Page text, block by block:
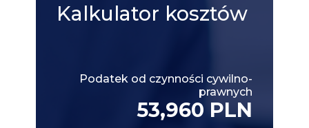
Kalkulator kosztów
Podatek od czynności cywilno-
prawnych
53,960 PLN